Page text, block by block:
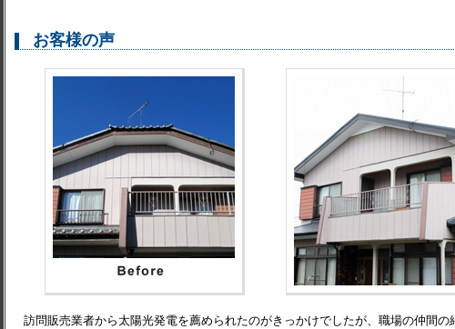
お客様の声
訪問販売業者から太陽光発電を薦められたのがきっかけでしたが、職場の仲間の